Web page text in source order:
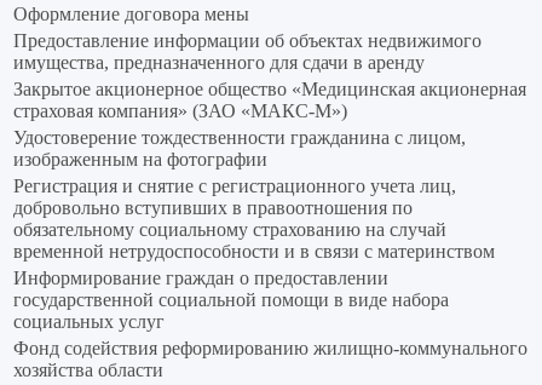
Оформление договора мены
Предоставление информации об объектах недвижимого
имущества, предназначенного для сдачи в аренду
Закрытое акционерное общество «Медицинская акционерная
страховая компания» (ЗАО «МАКС-М»)
Удостоверение тождественности гражданина с лицом,
изображенным на фотографии
Регистрация и снятие с регистрационного учета лиц,
добровольно вступивших в правоотношения по
обязательному социальному страхованию на случай
временной нетрудоспособности и в связи с материнством
Информирование граждан о предоставлении
государственной социальной помощи в виде набора
социальных услуг
Фонд содействия реформированию жилищно-коммунального
хозяйства области